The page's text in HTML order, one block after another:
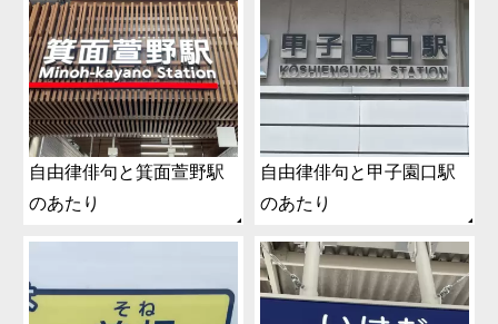
自由律俳句と箕面萱野駅
のあたり
自由律俳句と甲子園口駅
のあたり